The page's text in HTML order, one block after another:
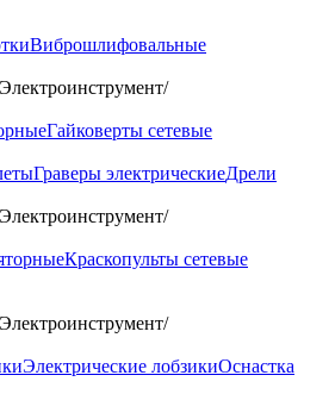
Виброшлифовальные
Электроинструмент/
Гайковерты сетевые
Граверы электрическиеДрели
Электроинструмент/
Краскопульты сетевые
Электроинструмент/
Электрические лобзикиОснастка